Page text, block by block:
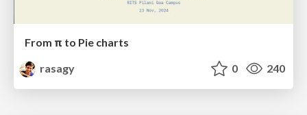
From π to Pie charts
rasagy
0 240